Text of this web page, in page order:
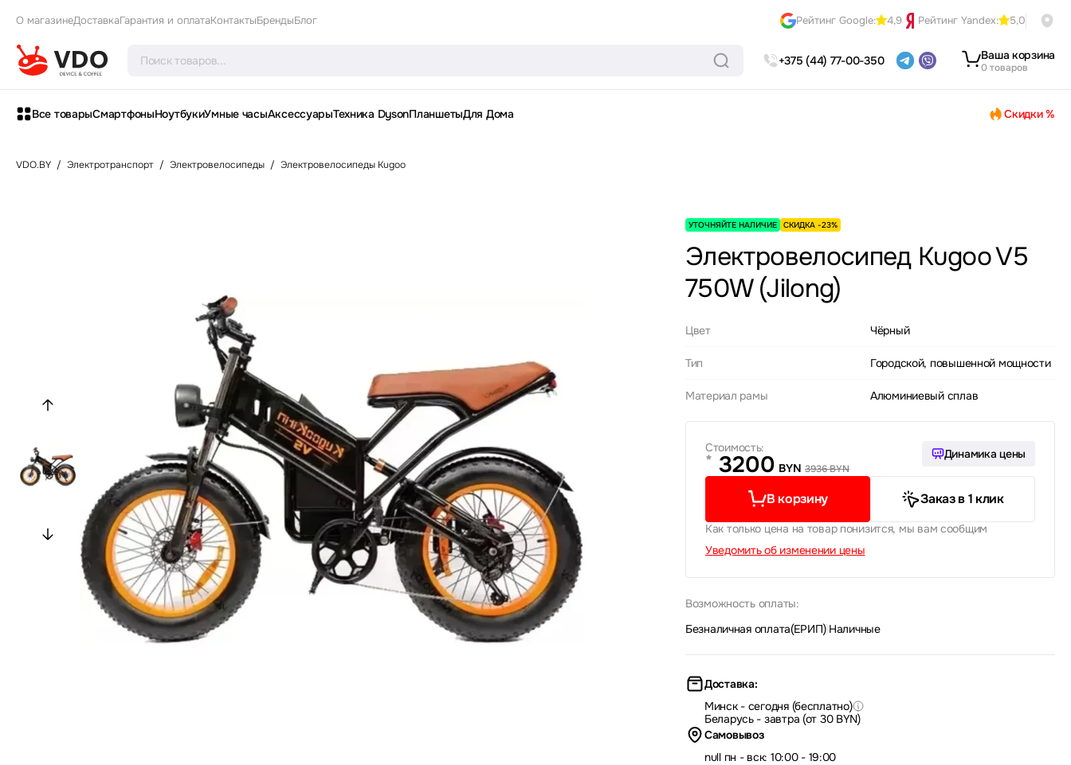
О магазинеДоставкаГарантия и оплатаКонтактыБрендыБлог Рейтинг Google: 4,9 Рейтинг Yandex: 5,0
+375 (44) 77-00-350 Ваша корзина
0 товаров
Все товарыСмартфоныНоутбукиУмные часыАксессуарыТехника DysonПланшетыДля Дома Скидки %
VDO.BY / Электротранспорт / Электровелосипеды / Электровелосипеды Kugoo
УТОЧНЯЙТЕ НАЛИЧИЕ СКИДКА -23%
Электровелосипед Kugoo V5
750W (Jilong)
Цвет Чёрный
Тип Городской, повышенной мощности
Материал рамы Алюминиевый сплав
Стоимость:
* 3200 BYN 3936 BYN
Динамика цены
В корзину Заказ в 1 клик
Как только цена на товар понизится, мы вам сообщим
Уведомить об изменении цены
Возможность оплаты:
Безналичная оплата(ЕРИП)| Наличные
Доставка:
Минск - сегодня (бесплатно)
Беларусь - завтра (от 30 BYN)
Самовывоз
null пн - вск: 10:00 - 19:00